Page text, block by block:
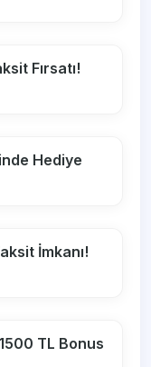
Fırsatı!
Hediye
İmkanı!
TL Bonus